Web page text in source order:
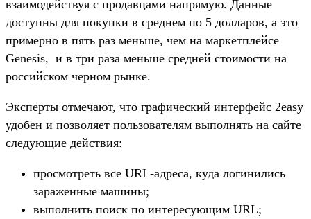
взаимодействуя с продавцами напрямую. Данные
доступны для покупки в среднем по 5 долларов, а это
примерно в пять раз меньше, чем на маркетплейсе
Genesis, и в три раза меньше средней стоимости на
российском черном рынке.
Эксперты отмечают, что графический интерфейс 2easy
удобен и позволяет пользователям выполнять на сайте
следующие действия:
просмотреть все URL-адреса, куда логинились
зараженные машины;
выполнить поиск по интересующим URL;